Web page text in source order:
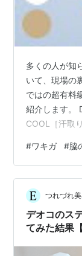
多くの人が知
いて、現場の
ではの超有料
紹介します。
COOL［汗取
脇汗 汗脇 わ
涼感 クール
上の広告やク
るだけでは絶
めの「知らな
ら治療を考…
#ワキガ #脇
つれづれ
デオコのス
てみた結果